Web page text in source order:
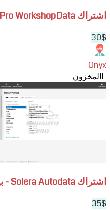
اشتراك HaynesPro WorkshopData ...
30$
Onyx
1المخزون
View
والدراجات
النارية
والأسطول
اشتراك Solera Autodata - بيانا...
35$